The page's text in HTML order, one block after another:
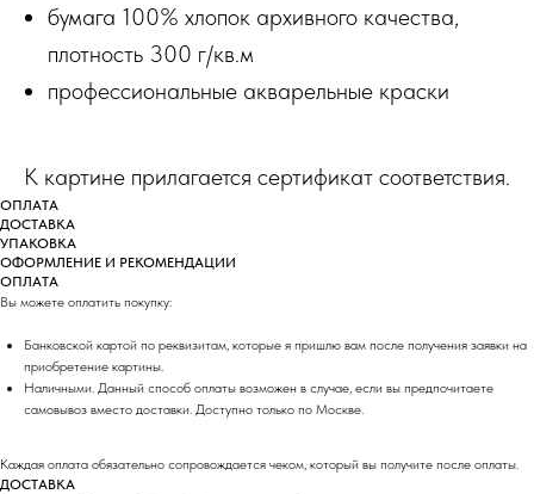
бумага 100% хлопок архивного качества,
плотность 300 г/кв.м
профессиональные акварельные краски
К картине прилагается сертификат соответствия.
ОПЛАТА
ДОСТАВКА
УПАКОВКА
ОФОРМЛЕНИЕ И РЕКОМЕНДАЦИИ
ОПЛАТА
Вы можете оплатить покупку:
Банковской картой по реквизитам, которые я пришлю вам после получения заявки на
приобретение картины.
Наличными. Данный способ оплаты возможен в случае, если вы предпочитаете
самовывоз вместо доставки. Доступно только по Москве.
Каждая оплата обязательно сопровождается чеком, который вы получите после оплаты.
ДОСТАВКА